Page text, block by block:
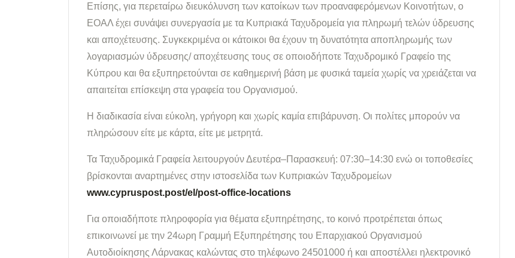
Επίσης, για περεταίρω διευκόλυνση των κατοίκων των προαναφερόμενων Κοινοτήτων, ο
ΕΟΑΛ έχει συνάψει συνεργασία με τα Κυπριακά Ταχυδρομεία για πληρωμή τελών ύδρευσης
και αποχέτευσης. Συγκεκριμένα οι κάτοικοι θα έχουν τη δυνατότητα αποπληρωμής των
λογαριασμών ύδρευσης/ αποχέτευσης τους σε οποιοδήποτε Ταχυδρομικό Γραφείο της
Κύπρου και θα εξυπηρετούνται σε καθημερινή βάση με φυσικά ταμεία χωρίς να χρειάζεται να
απαιτείται επίσκεψη στα γραφεία του Οργανισμού.
Η διαδικασία είναι εύκολη, γρήγορη και χωρίς καμία επιβάρυνση. Οι πολίτες μπορούν να
πληρώσουν είτε με κάρτα, είτε με μετρητά.
Τα Ταχυδρομικά Γραφεία λειτουργούν Δευτέρα–Παρασκευή: 07:30–14:30 ενώ οι τοποθεσίες
βρίσκονται αναρτημένες στην ιστοσελίδα των Κυπριακών Ταχυδρομείων
www.cypruspost.post/el/post-office-locations
Για οποιαδήποτε πληροφορία για θέματα εξυπηρέτησης, το κοινό προτρέπεται όπως
επικοινωνεί με την 24ωρη Γραμμή Εξυπηρέτησης του Επαρχιακού Οργανισμού
Αυτοδιοίκησης Λάρνακας καλώντας στο τηλέφωνο 24501000 ή και αποστέλλει ηλεκτρονικό